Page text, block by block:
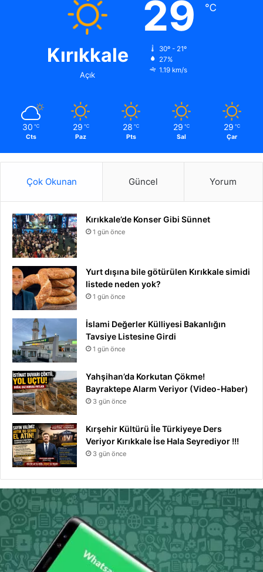
Kırıkkale
Açık
29 ℃
30º - 21º
27%
1.19 km/s
30 ℃
Cts
29 ℃
Paz
28 ℃
Pts
29 ℃
Sal
29 ℃
Çar
Çok Okunan Güncel Yorum
Kırıkkale’de Konser Gibi Sünnet
1 gün önce
Yurt dışına bile götürülen Kırıkkale simidi
listede neden yok?
1 gün önce
İslami Değerler Külliyesi Bakanlığın
Tavsiye Listesine Girdi
1 gün önce
Yahşihan’da Korkutan Çökme!
Bayraktepe Alarm Veriyor (Video-Haber)
3 gün önce
Kırşehir Kültürü İle Türkiyeye Ders
Veriyor Kırıkkale İse Hala Seyrediyor !!!
3 gün önce